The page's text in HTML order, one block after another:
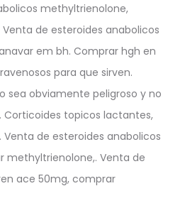
methyltrienolone,
de esteroides anabolicos
em bh. Comprar hgh en
para que sirven.
sea obviamente peligroso y no
topicos lactantes,
de esteroides anabolicos
methyltrienolone,. Venta de
ace 50mg, comprar